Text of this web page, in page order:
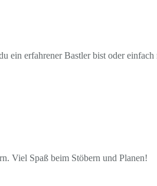
erfahrener Bastler bist oder
Viel Spaß beim Stöbern und Planen!